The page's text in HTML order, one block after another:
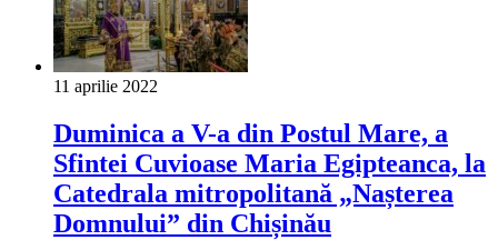
11 aprilie 2022
Duminica a V-a din Postul Mare, a
Sfintei Cuvioase Maria Egipteanca, la
Catedrala mitropolitană „Nașterea
Domnului” din Chișinău